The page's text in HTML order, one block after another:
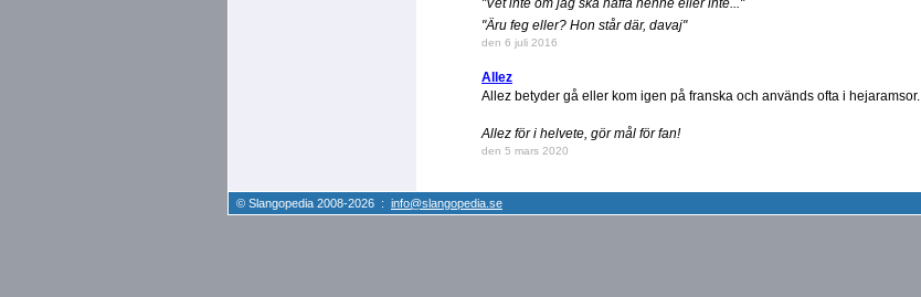
"Vet inte om jag ska haffa henne eller inte..."
"Äru feg eller? Hon står där, davaj"
den 6 juli 2016
Allez
Allez betyder gå eller kom igen på franska och används ofta i hejaramsor.
Allez för i helvete, gör mål för fan!
den 5 mars 2020
© Slangopedia 2008-2026 : info@slangopedia.se